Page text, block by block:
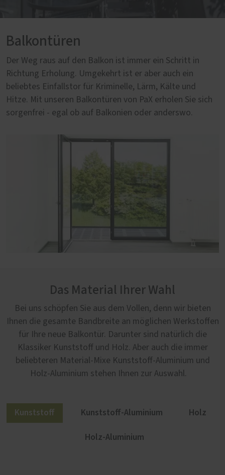
Balkontüren
Der Weg raus auf den Balkon ist immer ein Schritt in
Richtung Erholung. Umgekehrt ist er aber auch ein
beliebtes Einfallstor für Kriminelle, Lärm, Kälte und
Hitze. Mit unseren Balkontüren von PaX erholen Sie sich
sorgenfrei - egal ob auf Balkonien oder anderswo.
Das Material Ihrer Wahl
Bei uns schöpfen Sie aus dem Vollen, denn wir bieten
Ihnen die gesamte Bandbreite an möglichen Werkstoffen
für Ihre neue Balkontür. Darunter sind natürlich die
Klassiker Kunststoff und Holz. Aber auch die immer
beliebteren Material-Mixe Kunststoff-Aluminium und
Holz-Aluminium stehen Ihnen zur Auswahl.
Kunststoff Kunststoff-Aluminium
Holz
Holz-Aluminium